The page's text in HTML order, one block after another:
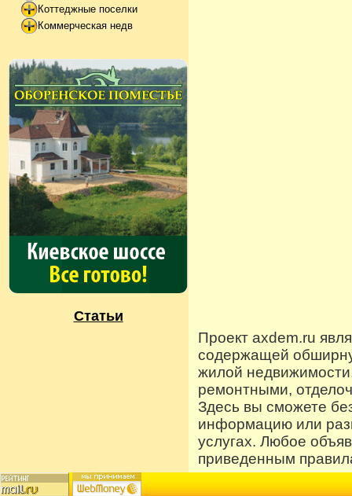
Коттеджные поселки
Коммерческая недв
Статьи
Проект axdem.ru
содержащей
жилой
ремонтными,
Здесь вы сможете
информацию или
услугах. Любое
приведенным